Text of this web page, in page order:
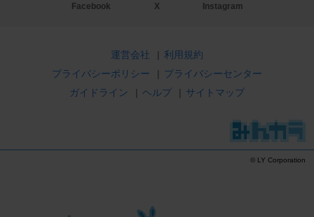
Facebook X Instagram
運営会社 | 利用規約
プライバシーポリシー
| プライバシーセンター
ガイドライン
| ヘルプ | サイトマップ
© LY Corporation